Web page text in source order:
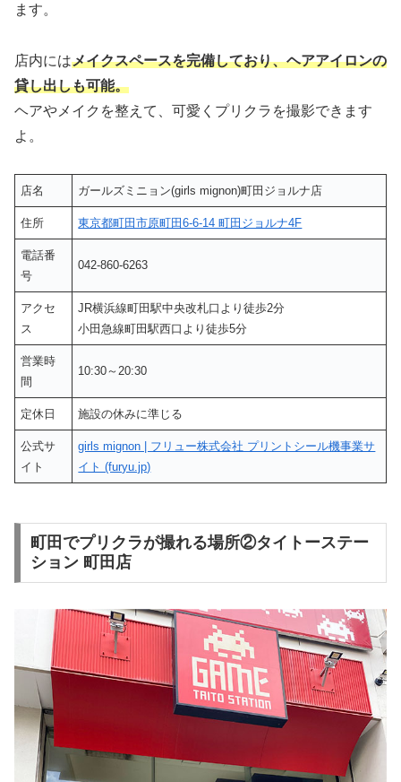
ます。
店内にはメイクスペースを完備しており、ヘアアイロンの
貸し出しも可能。
ヘアやメイクを整えて、可愛くプリクラを撮影できます
よ。
店名 ガールズミニョン(girls mignon)町田ジョルナ店
住所 東京都町田市原町田6-6-14 町田ジョルナ4F
電話番
号
042-860-6263
アクセ
ス
JR横浜線町田駅中央改札口より徒歩2分
小田急線町田駅西口より徒歩5分
営業時
間
10:30～20:30
定休日 施設の休みに準じる
公式サ
イト
girls mignon | フリュー株式会社 プリントシール機事業サ
イト (furyu.jp)
町田でプリクラが撮れる場所②タイトーステー
ション 町田店